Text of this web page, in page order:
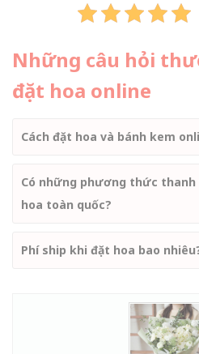
Những câu hỏi
đặt hoa online
Cách đặt hoa và bánh kem
Có những phương thức
hoa toàn quốc?
Phí ship khi đặt hoa bao